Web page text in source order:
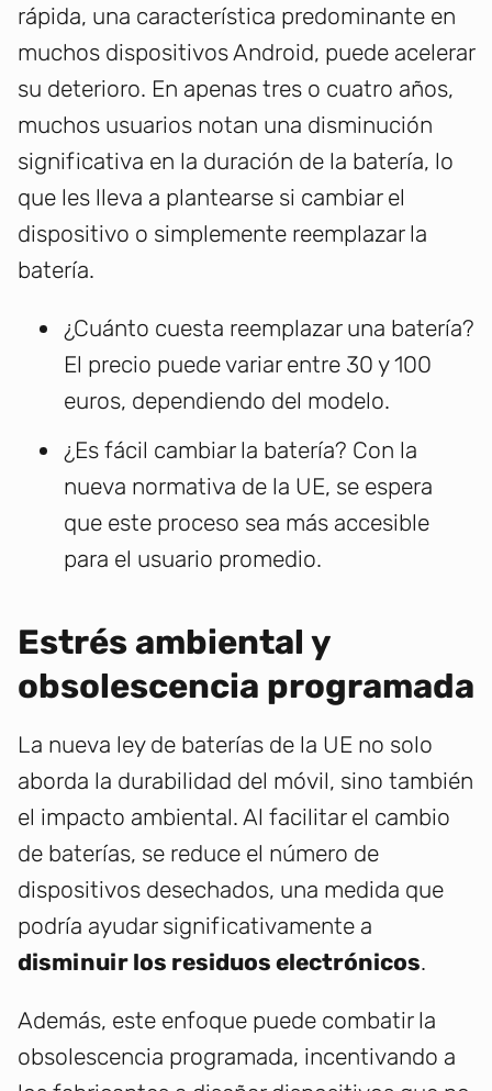
rápida, una característica predominante en
muchos dispositivos Android, puede acelerar
su deterioro. En apenas tres o cuatro años,
muchos usuarios notan una disminución
significativa en la duración de la batería, lo
que les lleva a plantearse si cambiar el
dispositivo o simplemente reemplazar la
batería.
¿Cuánto cuesta reemplazar una batería?
El precio puede variar entre 30 y 100
euros, dependiendo del modelo.
¿Es fácil cambiar la batería? Con la
nueva normativa de la UE, se espera
que este proceso sea más accesible
para el usuario promedio.
Estrés ambiental y
obsolescencia programada
La nueva ley de baterías de la UE no solo
aborda la durabilidad del móvil, sino también
el impacto ambiental. Al facilitar el cambio
de baterías, se reduce el número de
dispositivos desechados, una medida que
podría ayudar significativamente a
disminuir los residuos electrónicos.
Además, este enfoque puede combatir la
obsolescencia programada, incentivando a